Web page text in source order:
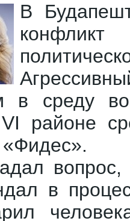
В
в среду
районе
в